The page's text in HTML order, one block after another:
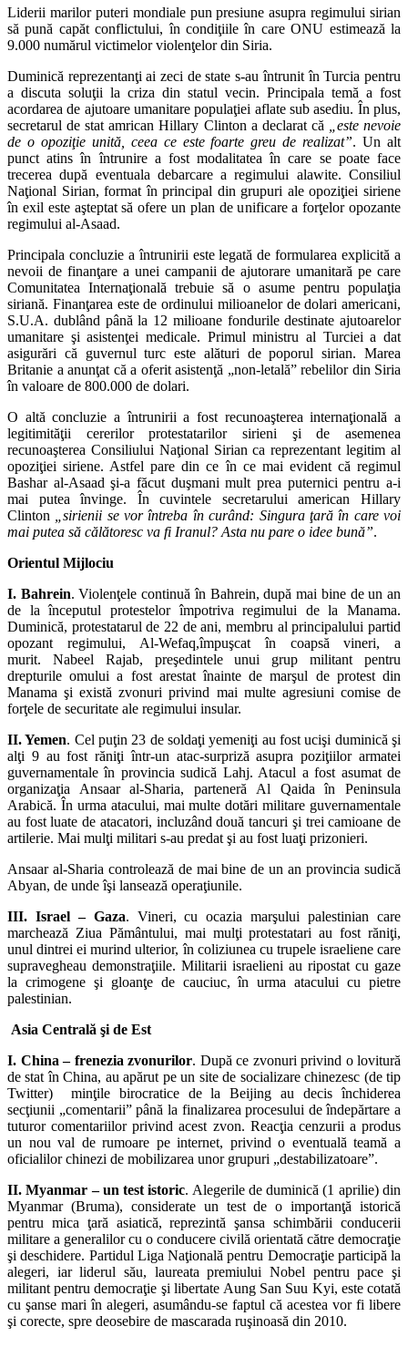
Liderii marilor puteri mondiale pun presiune asupra regimului sirian
să pună capăt conflictului, în condiţiile în care ONU estimează la
9.000 numărul victimelor violenţelor din Siria.
Duminică reprezentanţi ai zeci de state s-au întrunit în Turcia pentru
a discuta soluţii la criza din statul vecin. Principala temă a fost
acordarea de ajutoare umanitare populaţiei aflate sub asediu. În plus,
secretarul de stat amrican Hillary Clinton a declarat că
„este nevoie
de o opoziţie unită, ceea ce este foarte greu de realizat”. Un alt
punct atins în întrunire a fost modalitatea în care se poate face
trecerea după eventuala debarcare a regimului alawite. Consiliul
Naţional Sirian, format în principal din grupuri ale opoziţiei siriene
în exil este aşteptat să ofere un plan de unificare a forţelor opozante
regimului al-Asaad.
Principala concluzie a întrunirii este legată de formularea explicită a
nevoii de finanţare a unei campanii de ajutorare umanitară pe care
Comunitatea Internaţională trebuie să o asume pentru populaţia
siriană. Finanţarea este de ordinului milioanelor de dolari americani,
S.U.A. dublând până la 12 milioane fondurile destinate ajutoarelor
umanitare şi asistenţei medicale. Primul ministru al Turciei a dat
asigurări că guvernul turc este alături de poporul sirian. Marea
Britanie a anunţat că a oferit asistenţă „non-letală” rebelilor din Siria
în valoare de 800.000 de dolari.
O altă concluzie a întrunirii a fost recunoaşterea internaţională a
legitimităţii cererilor protestatarilor sirieni şi de asemenea
recunoaşterea Consiliului Naţional Sirian ca reprezentant legitim al
opoziţiei siriene. Astfel pare din ce în ce mai evident că regimul
Bashar al-Asaad şi-a făcut duşmani mult prea puternici pentru a-i
mai putea învinge. În cuvintele secretarului american Hillary
Clinton
„sirienii se vor întreba în curând: Singura ţară în care voi
mai putea să călătoresc va fi Iranul? Asta nu pare o idee bună”.
Orientul Mijlociu
I. Bahrein. Violenţele continuă în Bahrein, după mai bine de un an
de la începutul protestelor împotriva regimului de la Manama.
Duminică, protestatarul de 22 de ani, membru al principalului partid
opozant regimului, Al-Wefaq,împuşcat în coapsă vineri, a
murit. Nabeel Rajab, preşedintele unui grup militant pentru
drepturile omului a fost arestat înainte de marşul de protest din
Manama şi există zvonuri privind mai multe agresiuni comise de
forţele de securitate ale regimului insular.
II. Yemen. Cel puţin 23 de soldaţi yemeniţi au fost ucişi duminică şi
alţi 9 au fost răniţi într-un atac-surpriză asupra poziţiilor armatei
guvernamentale în provincia sudică Lahj. Atacul a fost asumat de
organizaţia Ansaar al-Sharia, parteneră Al Qaida în Peninsula
Arabică. În urma atacului, mai multe dotări militare guvernamentale
au fost luate de atacatori, incluzând două tancuri şi trei camioane de
artilerie. Mai mulţi militari s-au predat şi au fost luaţi prizonieri.
Ansaar al-Sharia controlează de mai bine de un an provincia sudică
Abyan, de unde îşi lansează operaţiunile.
III. Israel – Gaza. Vineri, cu ocazia marşului palestinian care
marchează Ziua Pământului, mai mulţi protestatari au fost răniţi,
unul dintrei ei murind ulterior, în coliziunea cu trupele israeliene care
supravegheau demonstraţiile. Militarii israelieni au ripostat cu gaze
la crimogene şi gloanţe de cauciuc, în urma atacului cu pietre
palestinian.
Asia Centrală şi de Est
I. China – frenezia zvonurilor. După ce zvonuri privind o lovitură
de stat în China, au apărut pe un site de socializare chinezesc (de tip
Twitter) minţile birocratice de la Beijing au decis închiderea
secţiunii „comentarii” până la finalizarea procesului de îndepărtare a
tuturor comentariilor privind acest zvon. Reacţia cenzurii a produs
un nou val de rumoare pe internet, privind o eventuală teamă a
oficialilor chinezi de mobilizarea unor grupuri „destabilizatoare”.
II. Myanmar – un test istoric. Alegerile de duminică (1 aprilie) din
Myanmar (Bruma), considerate un test de o importanţă istorică
pentru mica ţară asiatică, reprezintă şansa schimbării conducerii
militare a generalilor cu o conducere civilă orientată către democraţie
şi deschidere. Partidul Liga Naţională pentru Democraţie participă la
alegeri, iar liderul său, laureata premiului Nobel pentru pace şi
militant pentru democraţie şi libertate Aung San Suu Kyi, este cotată
cu şanse mari în alegeri, asumându-se faptul că acestea vor fi libere
şi corecte, spre deosebire de mascarada ruşinoasă din 2010.